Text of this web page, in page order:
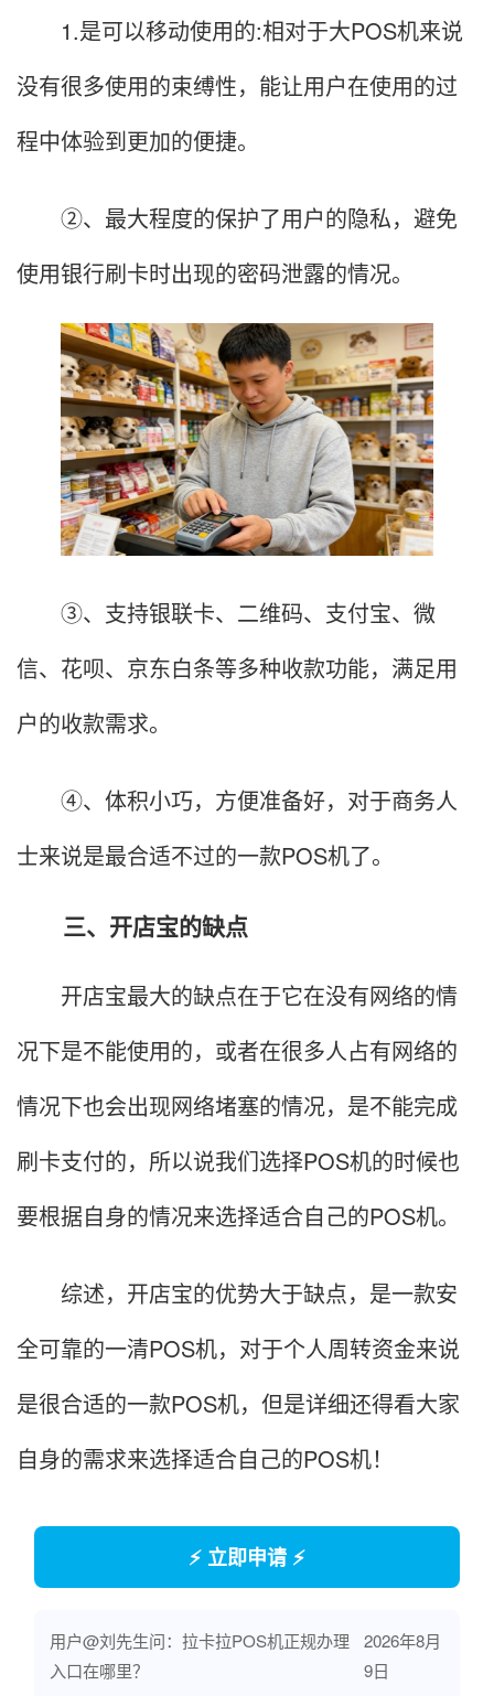
1.是可以移动使用的:相对于大POS机来说
没有很多使用的束缚性，能让用户在使用的过
程中体验到更加的便捷。
②、最大程度的保护了用户的隐私，避免
使用银行刷卡时出现的密码泄露的情况。
③、支持银联卡、二维码、支付宝、微
信、花呗、京东白条等多种收款功能，满足用
户的收款需求。
④、体积小巧，方便准备好，对于商务人
士来说是最合适不过的一款POS机了。
三、开店宝的缺点
开店宝最大的缺点在于它在没有网络的情
况下是不能使用的，或者在很多人占有网络的
情况下也会出现网络堵塞的情况，是不能完成
刷卡支付的，所以说我们选择POS机的时候也
要根据自身的情况来选择适合自己的POS机。
综述，开店宝的优势大于缺点，是一款安
全可靠的一清POS机，对于个人周转资金来说
是很合适的一款POS机，但是详细还得看大家
自身的需求来选择适合自己的POS机！
⚡ 立即申请 ⚡
用户@刘先生问：拉卡拉POS机正规办理
入口在哪里？
2026年8月
9日